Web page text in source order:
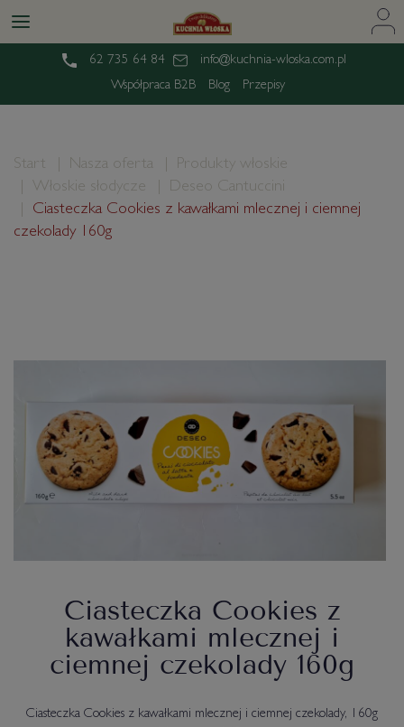
62 735 64 84
info@kuchnia-wloska.com.pl
Współpraca B2B
Blog Przepisy
Start Nasza oferta
Produkty włoskie
Włoskie słodycze
Deseo Cantuccini
Ciasteczka Cookies z kawałkami mlecznej i ciemnej
czekolady 160g
Ciasteczka Cookies z
kawałkami mlecznej i
ciemnej czekolady 160g
Ciasteczka Cookies z kawałkami mlecznej i ciemnej czekolady, 160g